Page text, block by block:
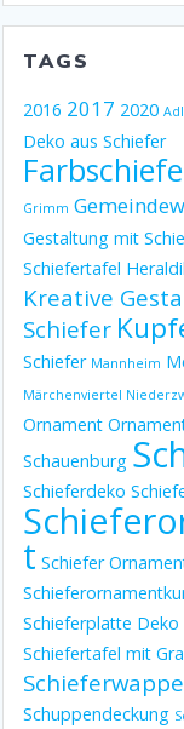
TAGS
2016 2017 2020
Deko aus Schiefer
Grimm
Gestaltung mit
Schiefertafel
Kreative
Schiefer
Schiefer Mannheim
Märchenviertel
Ornament
Schauenburg
Schieferdeko
t Schiefer
Schieferplatte Deko
Schiefertafel mit
Schuppendeckung